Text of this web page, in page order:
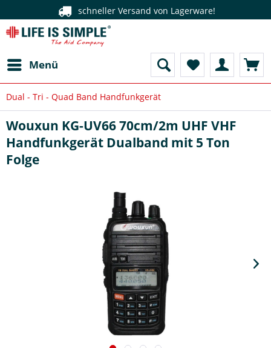
schneller Versand von Lagerware!
Menü
Dual - Tri - Quad Band Handfunkgerät
Wouxun KG-UV66 70cm/2m UHF VHF
Handfunkgerät Dualband mit 5 Ton
Folge